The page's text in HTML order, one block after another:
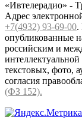
«Ивтелерадио» -
Адрес
+7(4932) 93-69-00.
опубликованные
российским и
текстовых, фото,
согласия
(ФЗ 152).